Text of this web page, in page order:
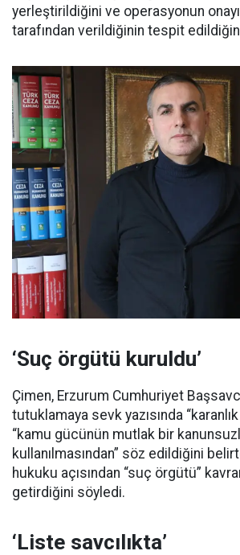
yerleştirildiğini ve operasyonun
tarafından verildiğinin tespit
‘Suç örgütü kuruldu’
Çimen, Erzurum Cumhuriyet
tutuklamaya sevk yazısında
“kamu gücünün mutlak bir
kullanılmasından” söz edildiğini
hukuku açısından “suç örgütü”
getirdiğini söyledi.
‘Liste savcılıkta’